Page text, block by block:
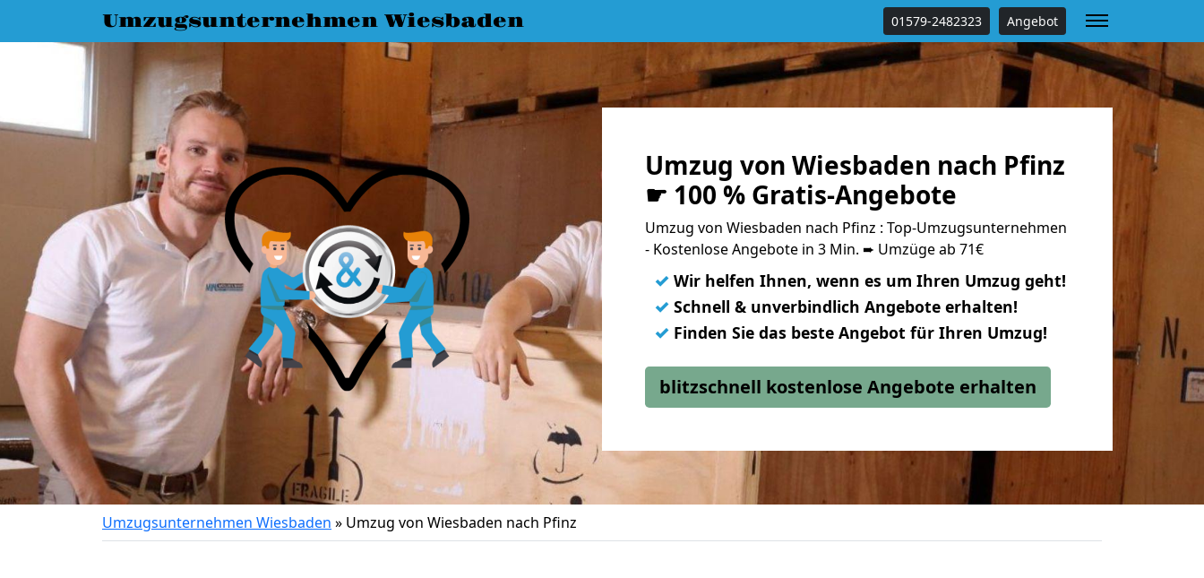
Umzugsunternehmen Wiesbaden 01579-2482323 Angebot
Umzug von Wiesbaden nach Pfinz
☛ 100 % Gratis-Angebote
Umzug von Wiesbaden nach Pfinz : Top-Umzugsunternehmen
- Kostenlose Angebote in 3 Min. ➨ Umzüge ab 71€
✓ Wir helfen Ihnen, wenn es um Ihren Umzug geht!
✓ Schnell & unverbindlich Angebote erhalten!
✓ Finden Sie das beste Angebot für Ihren Umzug!
blitzschnell kostenlose Angebote erhalten
Umzugsunternehmen Wiesbaden » Umzug von Wiesbaden nach Pfinz